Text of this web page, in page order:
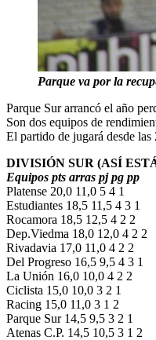
Parque va por la
Parque Sur arrancó el año
Son dos equipos de
El partido de jugará desde
DIVISIÓN SUR (ASÍ
Equipos pts arras pj pg pp
Platense 20,0 11,0 5 4 1
Estudiantes 18,5 11,5 4 3 1
Rocamora 18,5 12,5 4 2 2
Dep.Viedma 18,0 12,0 4 2 2
Rivadavia 17,0 11,0 4 2 2
Del Progreso 16,5 9,5 4 3 1
La Unión 16,0 10,0 4 2 2
Ciclista 15,0 10,0 3 2 1
Racing 15,0 11,0 3 1 2
Parque Sur 14,5 9,5 3 2 1
Atenas C.P. 14,5 10,5 3 1 2